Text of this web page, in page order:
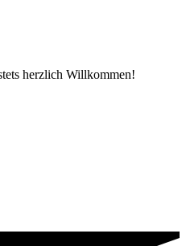
herzlich Willkommen!